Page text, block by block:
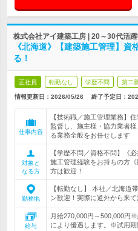
株式会社アイ建築工房 | 20～30代活
《北海道》【建築施工管理】
る！
正社員 転勤なし 学歴不問 第二
情報更新日：2026/05/26 終了予定日：
仕事内容
【技術職／施工管理業務】
監督し、施主様・協力業者
る業務全般をお任せします
対象と
なる方
【学歴不問／資格不問】《
施工管理経験をお持ちの方
方は歓迎！
勤務地
【転勤なし】 本社／北海道
ン歓迎！実際に道外から来て
給与
月給270,000円～500,000円
により優遇します。※試用期